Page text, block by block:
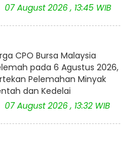
07 August 2026 , 13:45 WIB
CPO Bursa Malaysia
pada 6 Agustus 2026,
Pelemahan Minyak
dan Kedelai
07 August 2026 , 13:32 WIB